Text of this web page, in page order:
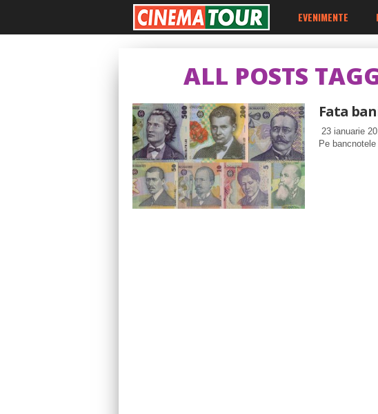
EVENIMENTE
ALL POSTS
Fata
23 ianuarie
Pe